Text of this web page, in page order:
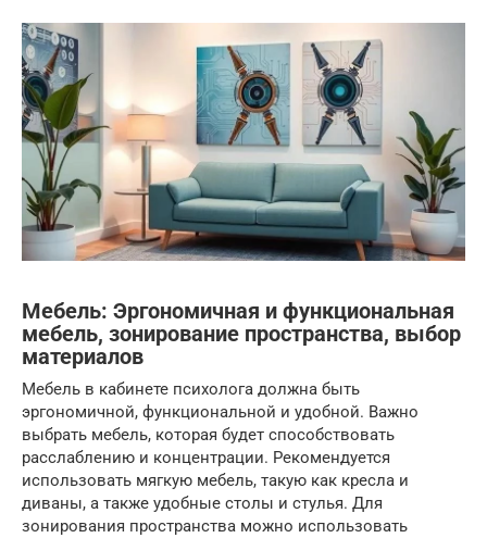
Мебель: Эргономичная и функциональная
мебель, зонирование пространства, выбор
материалов
Мебель в кабинете психолога должна быть
эргономичной, функциональной и удобной. Важно
выбрать мебель, которая будет способствовать
расслаблению и концентрации. Рекомендуется
использовать мягкую мебель, такую как кресла и
диваны, а также удобные столы и стулья. Для
зонирования пространства можно использовать